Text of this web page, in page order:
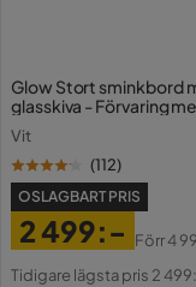
Serie
Glow Stort sminkbord
glasskiva - Förvaring
Vit
(112)
OSLAGBART PRIS
Pris
2 499:-
Original
Förr4
Tidigare lägsta pris 2